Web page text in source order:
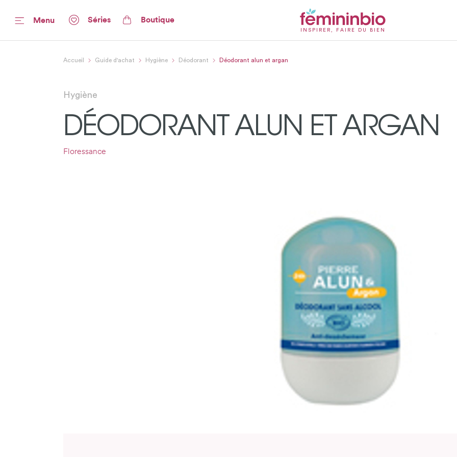
Menu Séries Boutique
INSPIRER, FAIRE DU BIEN
Accueil Guide d'achat Hygiène Déodorant Déodorant alun et argan
Hygiène
DÉODORANT ALUN ET ARGAN
Floressance